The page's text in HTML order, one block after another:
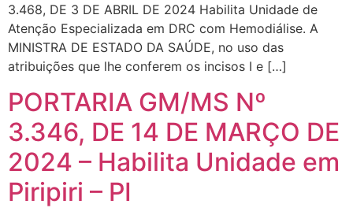
3.468, DE 3 DE ABRIL DE 2024 Habilita Unidade de
Atenção Especializada em DRC com Hemodiálise. A
MINISTRA DE ESTADO DA SAÚDE, no uso das
atribuições que lhe conferem os incisos I e […]
PORTARIA GM/MS Nº
3.346, DE 14 DE MARÇO DE
2024 – Habilita Unidade em
Piripiri – PI